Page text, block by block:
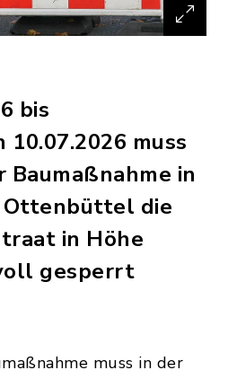
bis
muss
in
Ottenbüttel die
in Höhe
gesperrt
muss in der